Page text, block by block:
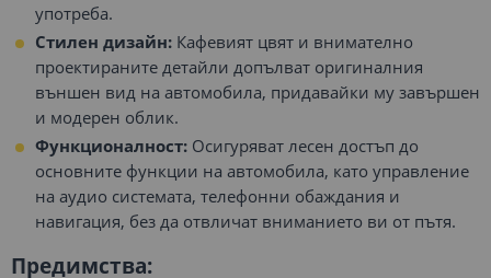
употреба.
Стилен дизайн: Кафевият цвят и внимателно
проектираните детайли допълват оригиналния
външен вид на автомобила, придавайки му завършен
и модерен облик.
Функционалност: Осигуряват лесен достъп до
основните функции на автомобила, като управление
на аудио системата, телефонни обаждания и
навигация, без да отвличат вниманието ви от пътя.
Предимства: